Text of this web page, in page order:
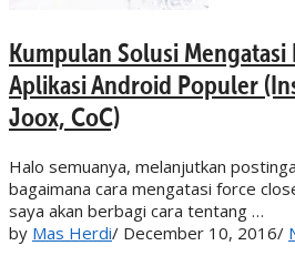
Kumpulan Solusi Mengatasi
Aplikasi Android Populer
Joox, CoC)
Halo semuanya, melanjutkan
bagaimana cara mengatasi force
saya akan berbagi cara tentang …
by Mas Herdi/ December 10, 2016/